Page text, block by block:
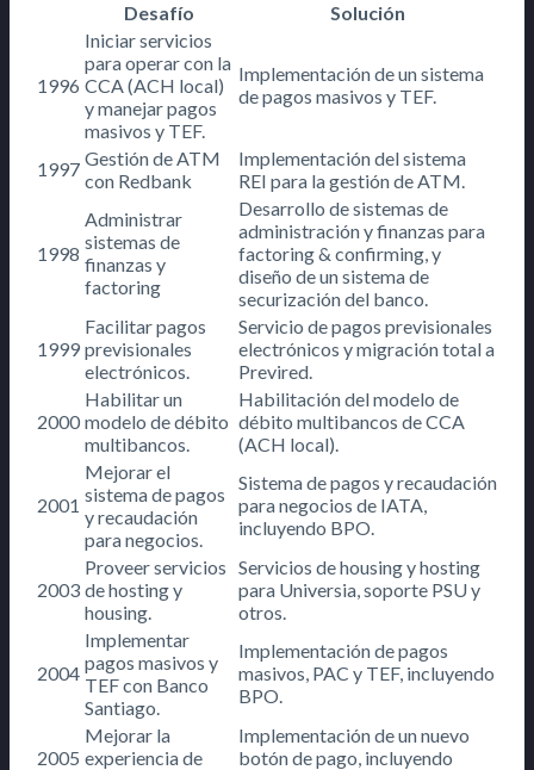
Desafío Solución
1996
Iniciar servicios
para operar con la
CCA (ACH local)
y manejar pagos
masivos y TEF.
Implementación de un sistema
de pagos masivos y TEF.
1997 Gestión de ATM
con Redbank
Implementación del sistema
REI para la gestión de ATM.
1998
Administrar
sistemas de
finanzas y
factoring
Desarrollo de sistemas de
administración y finanzas para
factoring & confirming, y
diseño de un sistema de
securización del banco.
1999
Facilitar pagos
previsionales
electrónicos.
Servicio de pagos previsionales
electrónicos y migración total a
Previred.
2000
Habilitar un
modelo de débito
multibancos.
Habilitación del modelo de
débito multibancos de CCA
(ACH local).
2001
Mejorar el
sistema de pagos
y recaudación
para negocios.
Sistema de pagos y recaudación
para negocios de IATA,
incluyendo BPO.
2003
Proveer servicios
de hosting y
housing.
Servicios de housing y hosting
para Universia, soporte PSU y
otros.
2004
Implementar
pagos masivos y
TEF con Banco
Santiago.
Implementación de pagos
masivos, PAC y TEF, incluyendo
BPO.
2005
Mejorar la
experiencia de
Implementación de un nuevo
botón de pago, incluyendo